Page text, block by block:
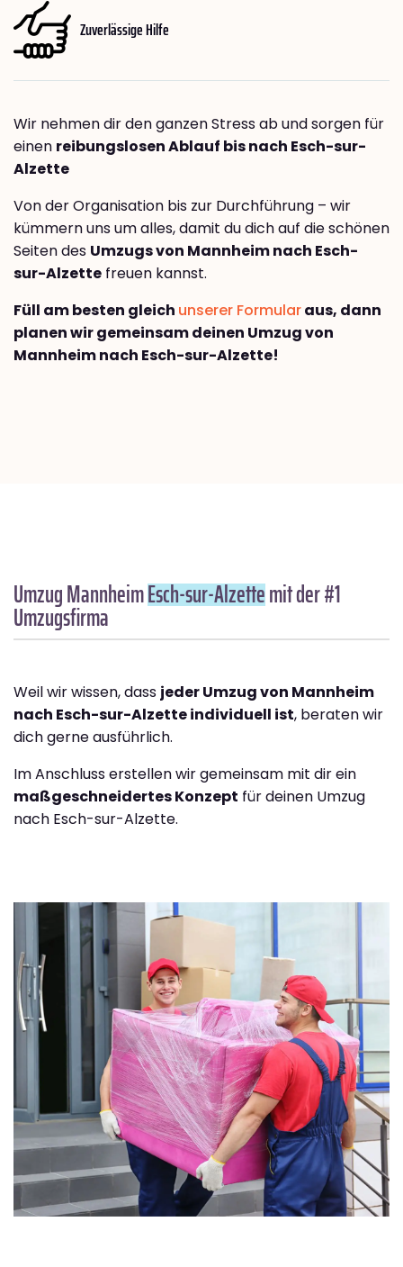
Zuverlässige Hilfe
Wir nehmen dir den ganzen Stress ab und sorgen für
einen reibungslosen Ablauf bis nach Esch-sur-
Alzette
Von der Organisation bis zur Durchführung – wir
kümmern uns um alles, damit du dich auf die schönen
Seiten des Umzugs von Mannheim nach Esch-
sur-Alzette freuen kannst.
Füll am besten gleich unserer Formularaus, dann
planen wir gemeinsam deinen Umzug von
Mannheim nach Esch-sur-Alzette!
Umzug MannheimEsch-sur-Alzettemit der #1
Umzugsfirma
Weil wir wissen, dass jeder Umzug von Mannheim
nach Esch-sur-Alzette individuell ist, beraten wir
dich gerne ausführlich.
Im Anschluss erstellen wir gemeinsam mit dir ein
maßgeschneidertes Konzept für deinen Umzug
nach Esch-sur-Alzette.